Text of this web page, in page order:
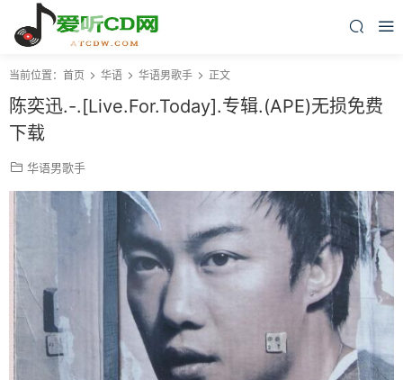
当前位置： 首页 华语 华语男歌手 正文
陈奕迅.-.[Live.For.Today].专辑.(APE)无损免费
下载
华语男歌手